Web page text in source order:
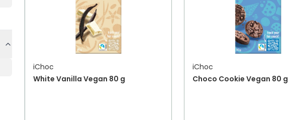
iChoc
White Vanilla Vegan 80 g
iChoc
Choco Cookie Vegan 80 g